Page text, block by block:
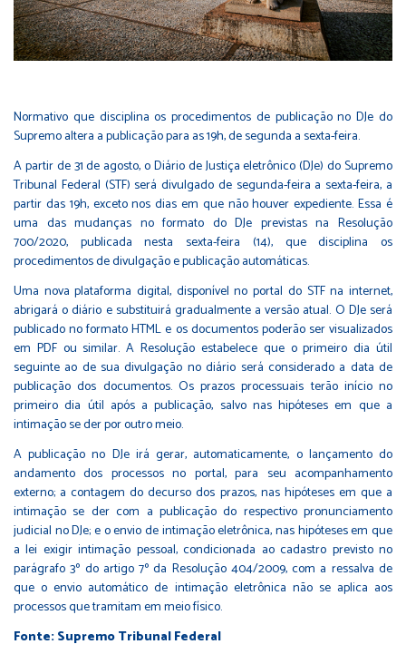
Normativo que disciplina os procedimentos de publicação no DJe do
Supremo altera a publicação para as 19h, de segunda a sexta-feira.
A partir de 31 de agosto, o Diário de Justiça eletrônico (DJe) do Supremo
Tribunal Federal (STF) será divulgado de segunda-feira a sexta-feira, a
partir das 19h, exceto nos dias em que não houver expediente. Essa é
uma das mudanças no formato do DJe previstas na Resolução
700/2020, publicada nesta sexta-feira (14), que disciplina os
procedimentos de divulgação e publicação automáticas.
Uma nova plataforma digital, disponível no portal do STF na internet,
abrigará o diário e substituirá gradualmente a versão atual. O DJe será
publicado no formato HTML e os documentos poderão ser visualizados
em PDF ou similar. A Resolução estabelece que o primeiro dia útil
seguinte ao de sua divulgação no diário será considerado a data de
publicação dos documentos. Os prazos processuais terão início no
primeiro dia útil após a publicação, salvo nas hipóteses em que a
intimação se der por outro meio.
A publicação no DJe irá gerar, automaticamente, o lançamento do
andamento dos processos no portal, para seu acompanhamento
externo; a contagem do decurso dos prazos, nas hipóteses em que a
intimação se der com a publicação do respectivo pronunciamento
judicial no DJe; e o envio de intimação eletrônica, nas hipóteses em que
a lei exigir intimação pessoal, condicionada ao cadastro previsto no
parágrafo 3º do artigo 7º da Resolução 404/2009, com a ressalva de
que o envio automático de intimação eletrônica não se aplica aos
processos que tramitam em meio físico.
Fonte: Supremo Tribunal Federal